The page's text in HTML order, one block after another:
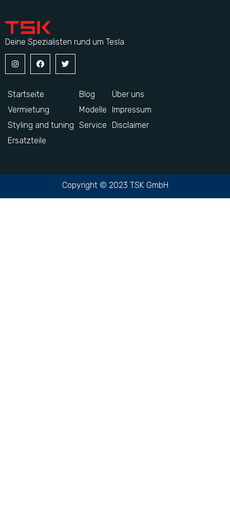
Deine Spezialisten rund um Tesla
Startseite
Vermietung
Styling and tuning
Ersatzteile
Blog
Modelle
Service
Über uns
Impressum
Disclaimer
Copyright © 2023 TSK GmbH